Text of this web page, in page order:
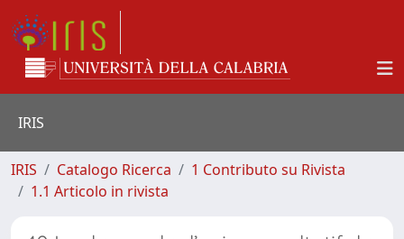
IRIS
IRIS Catalogo Ricerca
1 Contributo su Rivista
1.1 Articolo in rivista